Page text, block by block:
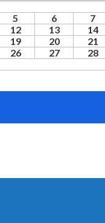
5 6 7
12 13 14
19 20 21
26 27 28